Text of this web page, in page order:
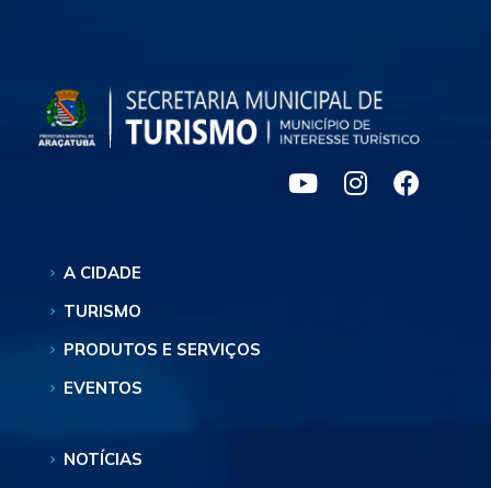
A CIDADE
TURISMO
PRODUTOS E SERVIÇOS
EVENTOS
NOTÍCIAS